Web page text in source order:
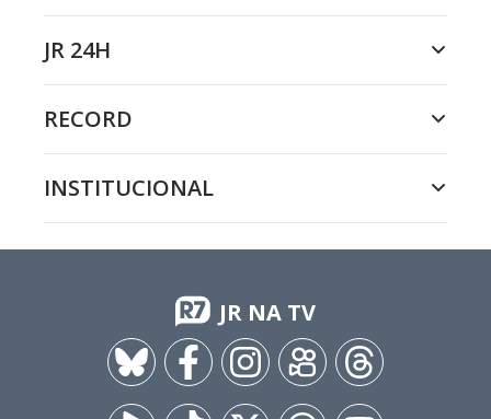
JR 24H
RECORD
INSTITUCIONAL
JR NA TV